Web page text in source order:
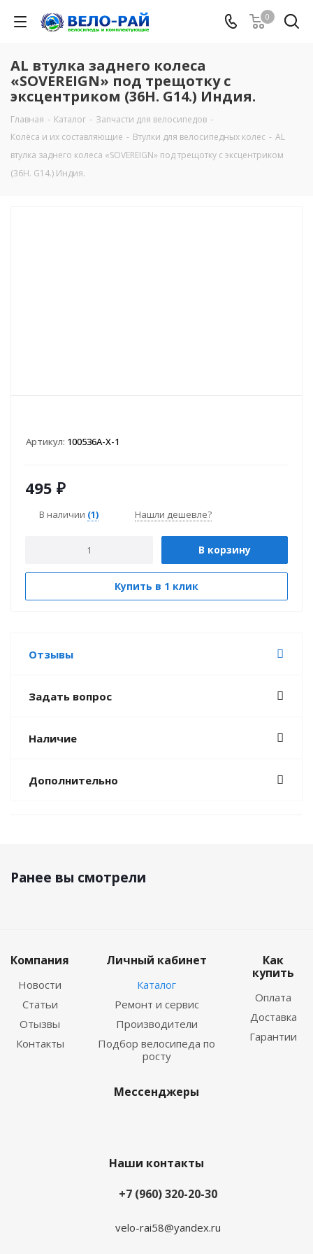
0
AL втулка заднего колеса
«SOVEREIGN» под трещотку с
эксцентриком (36Н. G14.) Индия.
Главная - Каталог - Запчасти для велосипедов -
Колёса и их составляющие - Втулки для велосипедных колес - AL
втулка заднего колеса «SOVEREIGN» под трещотку с эксцентриком
(36Н. G14.) Индия.
Артикул: 100536A-X-1
495 ₽
В наличии (1) Нашли дешевле?
В корзину
Купить в 1 клик
Отзывы
Задать вопрос
Наличие
Дополнительно
Ранее вы смотрели
Компания
Новости
Статьи
Отызвы
Контакты
Личный кабинет
Каталог
Ремонт и сервис
Производители
Подбор велосипеда по
росту
Как
купить
Оплата
Доставка
Гарантии
Мессенджеры
Наши контакты
+7 (960) 320-20-30
velo-rai58@yandex.ru